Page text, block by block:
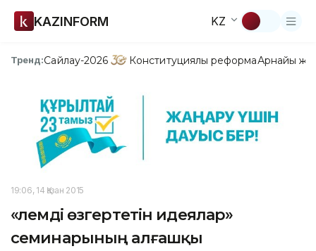
KAZINFORM KZ
Тренд:Сайлау-2026 Конституциялық реформаАрнайы
19:06, 14 Қазан 2015
«Әлемді өзгертетін идеялар»
семинарының алғашқы